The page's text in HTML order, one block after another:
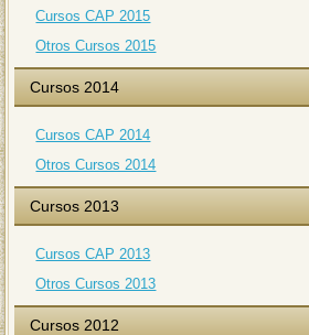
Cursos CAP 2015
Otros Cursos 2015
Cursos 2014
Cursos CAP 2014
Otros Cursos 2014
Cursos 2013
Cursos CAP 2013
Otros Cursos 2013
Cursos 2012